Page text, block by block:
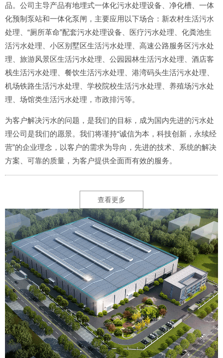
品。公司主导产品有地埋式一体化污水处理设备、净化槽、一体
化预制泵站和一体化泵闸，主要应用以下场合：新农村生活污水
处理、“厕所革命”配套污水处理设备、医疗污水处理、化粪池生
活污水处理、小区别墅区生活污水处理、高速公路服务区污水处
理、旅游风景区生活污水处理、公园园林生活污水处理、酒店客
栈生活污水处理、餐饮生活污水处理、港湾码头生活污水处理、
机场铁路生活污水处理、学校院校生活污水处理、养殖场污水处
理、场馆类生活污水处理，市政排污等。
为客户解决污水的问题，是我们的目标，成为国内先进的污水处
理公司是我们的愿景。我们将谨持“诚信为本，科技创新，永续经
营”的企业理念，以客户的需求为导向，先进的技术、系统的解决
方案、可靠的质量，为客户提供全面而有效的服务。
查看更多